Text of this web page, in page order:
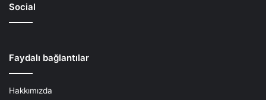
Social
Faydalı bağlantılar
Hakkımızda